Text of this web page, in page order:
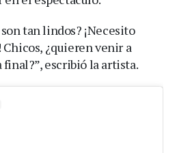
tan lindos? ¡Necesito
¿quieren venir a
escribió la artista.